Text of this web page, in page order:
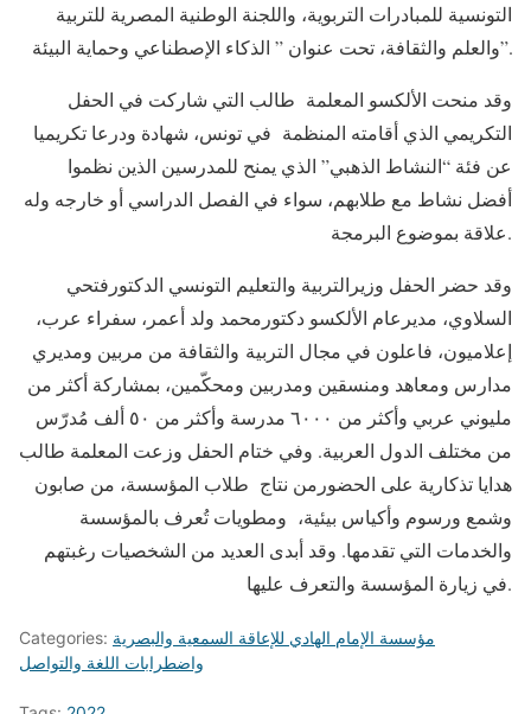
التونسية للمبادرات التربوية، واللجنة الوطنية المصرية للتربية
والعلم والثقافة، تحت عنوان ” الذكاء الإصطناعي وحماية البيئة”.
وقد منحت الألكسو المعلمة طالب التي شاركت في الحفل
التكريمي الذي أقامته المنظمة في تونس، شهادة ودرعا تكريميا
عن فئة “النشاط الذهبي” الذي يمنح للمدرسين الذين نظموا
أفضل نشاط مع طلابهم، سواء في الفصل الدراسي أو خارجه وله
علاقة بموضوع البرمجة.
وقد حضر الحفل وزيرالتربية والتعليم التونسي الدكتورفتحي
السلاوي، مديرعام الألكسو دكتورمحمد ولد أعمر، سفراء عرب،
إعلاميون، فاعلون في مجال التربية والثقافة من مربين ومديري
مدارس ومعاهد ومنسقين ومدربين ومحكّمين، بمشاركة أكثر من
مليوني عربي وأكثر من ٦٠٠٠ مدرسة وأكثر من ٥٠ ألف مُدرّس
من مختلف الدول العربية. وفي ختام الحفل وزعت المعلمة طالب
هدايا تذكارية على الحضورمن نتاج طلاب المؤسسة، من صابون
وشمع ورسوم وأكياس بيئية، ومطويات تُعرف بالمؤسسة
والخدمات التي تقدمها. وقد أبدى العديد من الشخصيات رغبتهم
في زيارة المؤسسة والتعرف عليها.
Categories: مؤسسة الإمام الهادي للإعاقة السمعية والبصرية
واضطرابات اللغة والتواصل